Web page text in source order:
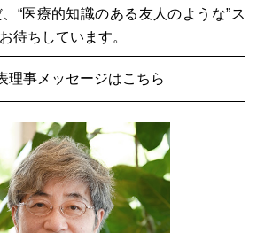
“医療的知識のある友人のような”ス
待ちしています。
理事メッセージはこちら